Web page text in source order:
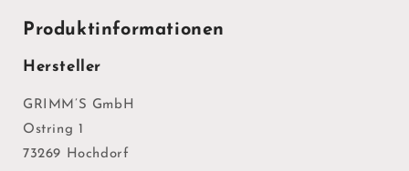
Produktinformationen
Hersteller
GRIMM’S GmbH
Ostring 1
73269 Hochdorf